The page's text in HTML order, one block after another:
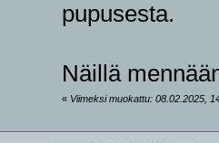
pupusesta.
Näillä
« Viimeksi muokattu: 08.02.2025,